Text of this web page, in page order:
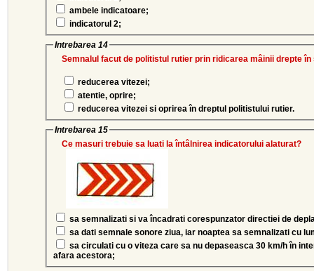
ambele indicatoare;
indicatorul 2;
Intrebarea 14
Semnalul facut de politistul rutier prin ridicarea mâinii drepte
reducerea vitezei;
atentie, oprire;
reducerea vitezei si oprirea în dreptul politistului rutier.
Intrebarea 15
Ce masuri trebuie sa luati la întâlnirea indicatorului alaturat?
sa semnalizati si va încadrati corespunzator directiei de
sa dati semnale sonore ziua, iar noaptea sa semnalizati cu
sa circulati cu o viteza care sa nu depaseasca 30 km/h în
afara acestora;